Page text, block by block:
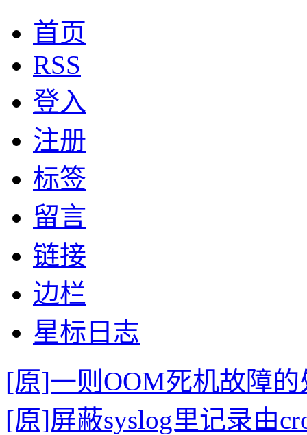
首页
RSS
登入
注册
标签
留言
链接
边栏
星标日志
[原]一则OOM死机故障
[原]屏蔽syslog里记录由